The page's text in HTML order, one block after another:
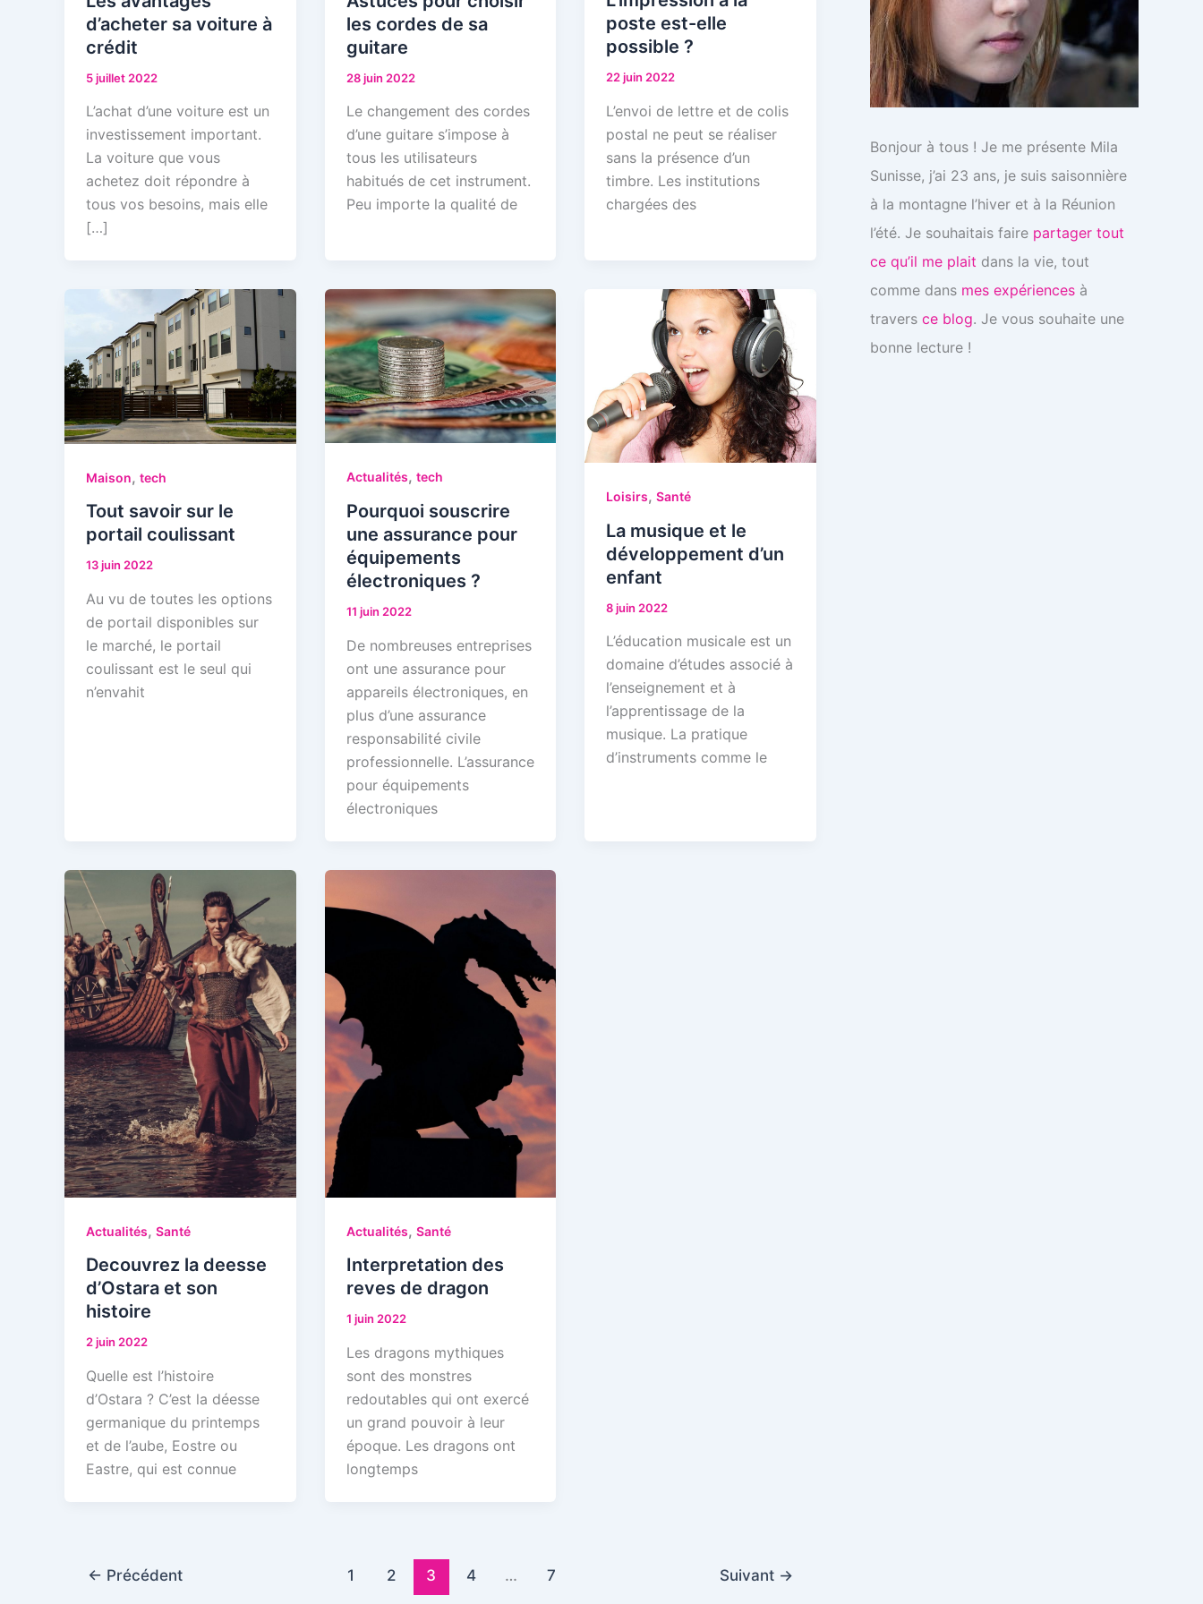
d’acheter sa voiture à
crédit
5 juillet 2022
L’achat d’une voiture est un
investissement important.
La voiture que vous
achetez doit répondre à
tous vos besoins, mais elle
[…]
les cordes de sa
guitare
28 juin 2022
Le changement des cordes
d’une guitare s’impose à
tous les utilisateurs
habitués de cet instrument.
Peu importe la qualité de
poste est-elle
possible ?
22 juin 2022
L’envoi de lettre et de colis
postal ne peut se réaliser
sans la présence d’un
timbre. Les institutions
chargées des
Maison, tech
Tout savoir sur le
portail coulissant
13 juin 2022
Au vu de toutes les options
de portail disponibles sur
le marché, le portail
coulissant est le seul qui
n’envahit
Actualités, tech
Pourquoi souscrire
une assurance pour
équipements
électroniques ?
11 juin 2022
De nombreuses entreprises
ont une assurance pour
appareils électroniques, en
plus d’une assurance
responsabilité civile
professionnelle. L’assurance
pour équipements
électroniques
Loisirs,Santé
La musique et le
développement d’un
enfant
8 juin 2022
L’éducation musicale est un
domaine d’études associé à
l’enseignement et à
l’apprentissage de la
musique. La pratique
d’instruments comme le
Actualités, Santé
Decouvrez la deesse
d’Ostara et son
histoire
2 juin 2022
Quelle est l’histoire
d’Ostara ? C’est la déesse
germanique du printemps
et de l’aube, Eostre ou
Eastre, qui est connue
Actualités, Santé
Interpretation des
reves de dragon
1 juin 2022
Les dragons mythiques
sont des monstres
redoutables qui ont exercé
un grand pouvoir à leur
époque. Les dragons ont
longtemps
← Précédent 1 2 3 4 … 7 Suivant →
Bonjour à tous ! Je me présente Mila
Sunisse, j’ai 23 ans, je suis saisonnière
à la montagne l’hiver et à la Réunion
l’été. Je souhaitais faire partager tout
ce qu’il me plait dans la vie, tout
comme dans mes expériences à
travers ce blog. Je vous souhaite une
bonne lecture !